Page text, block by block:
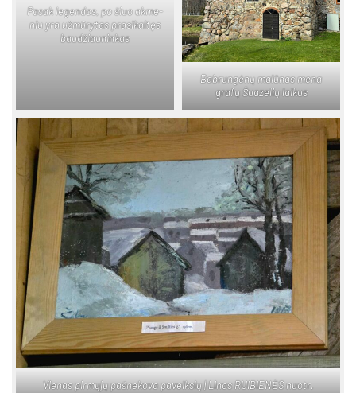
Pa­sak le­gen­dos, po šiuo ak­me­
niu yra už­mū­ry­tas pra­si­kal­tęs
bau­džiau­nin­kas
Bab­run­gė­nų ma­lū­nas me­na
gra­fų Šua­ze­lių lai­kus
Vie­nas pir­mų­jų pa­šne­ko­vo pa­veiks­lų | Li­nos RUI­BIE­NĖS nuo­tr.